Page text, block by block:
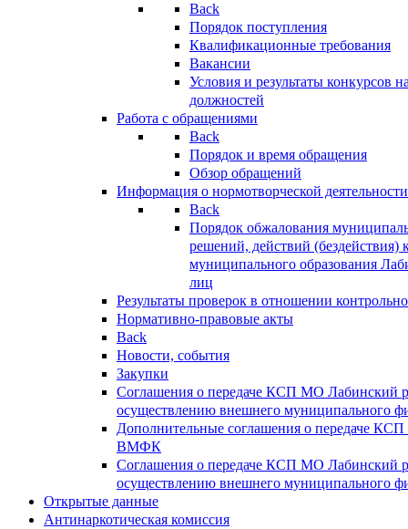
Back
Порядок поступления
Квалификационные требования
Вакансии
Условия и результаты конкурсов
должностей
Работа с обращениями
Back
Порядок и время обращения
Обзор обращений
Информация о нормотворческой деятельности
Back
Порядок обжалования
решений, действий (бездействия)
муниципального образования
лиц
Результаты проверок в отношении
Нормативно-правовые акты
Back
Новости, события
Закупки
Соглашения о передаче КСП МО Лабинский
осуществлению внешнего муниципального
Дополнительные соглашения о передаче
ВМФК
Соглашения о передаче КСП МО Лабинский
осуществлению внешнего муниципального
Открытые данные
Антинаркотическая комиссия